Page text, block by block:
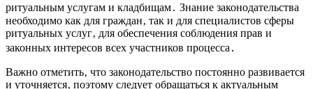
ритуальным услугам и кладбищам․ Знание законодательства
необходимо как для граждан‚ так и для специалистов сферы
ритуальных услуг‚ для обеспечения соблюдения прав и
законных интересов всех участников процесса․
Важно отметить‚ что законодательство постоянно развивается
и уточняется‚ поэтому следует обращаться к актуальным